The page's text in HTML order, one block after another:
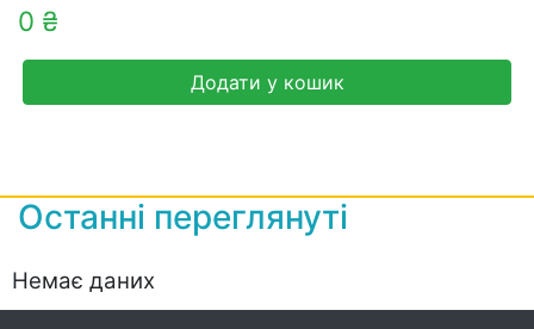
0 ₴
Додати у кошик
Останні переглянуті
Немає даних